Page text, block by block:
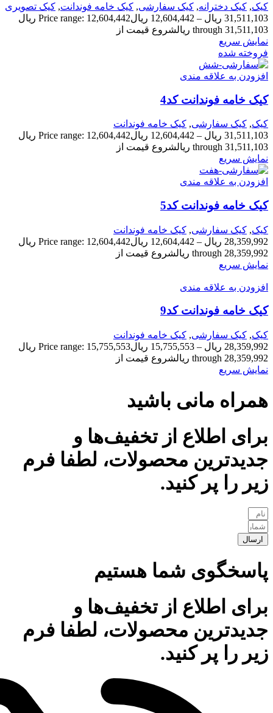
کیک, کیک دخترانه, کیک سفارشی, کیک خامه فوندانت, کیک تصویری
31,511,103 ریال –
12,604,442 ریال
Price range: 12,604,442 ریال
through 31,511,103 ریال
شروع قیمت از
نمایش سریع
فروخته شده
افزودن به علاقه مندی
کیک خامه فوندانت کد4
کیک, کیک سفارشی, کیک خامه فوندانت
31,511,103 ریال –
12,604,442 ریال
Price range: 12,604,442 ریال
through 31,511,103 ریال
شروع قیمت از
نمایش سریع
افزودن به علاقه مندی
کیک خامه فوندانت کد5
کیک, کیک سفارشی, کیک خامه فوندانت
28,359,992 ریال –
12,604,442 ریال
Price range: 12,604,442 ریال
through 28,359,992 ریال
شروع قیمت از
نمایش سریع
افزودن به علاقه مندی
کیک خامه فوندانت کد9
کیک, کیک سفارشی, کیک خامه فوندانت
28,359,992 ریال –
15,755,553 ریال
Price range: 15,755,553 ریال
through 28,359,992 ریال
شروع قیمت از
نمایش سریع
همراه مانی باشید
برای اطلاع از تخفیف‌ها و
جدیدترین محصولات، لطفا فرم
زیر را پر کنید.
ارسال
پاسخگوی شما هستیم
برای اطلاع از تخفیف‌ها و
جدیدترین محصولات، لطفا فرم
زیر را پر کنید.